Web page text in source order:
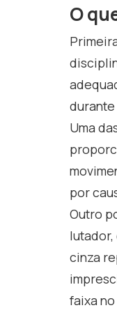
O
Uma
por
Outro
cinza
faixa